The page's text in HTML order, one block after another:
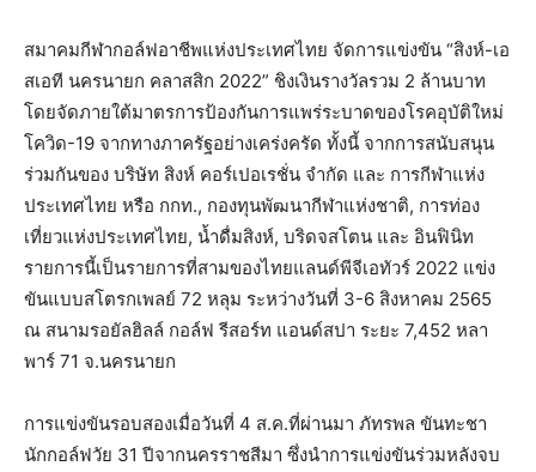
สมาคมกีฬากอล์ฟอาชีพแห่งประเทศไทย จัดการแข่งขัน “สิงห์-เอ
สเอที นครนายก คลาสสิก 2022” ชิงเงินรางวัลรวม 2 ล้านบาท
โดยจัดภายใต้มาตรการป้องกันการแพร่ระบาดของโรคอุบัติใหม่
โควิด-19 จากทางภาครัฐอย่างเคร่งครัด ทั้งนี้ จากการสนับสนุน
ร่วมกันของ บริษัท สิงห์ คอร์เปอเรชั่น จำกัด และ การกีฬาแห่ง
ประเทศไทย หรือ กกท., กองทุนพัฒนากีฬาแห่งชาติ, การท่อง
เที่ยวแห่งประเทศไทย, น้ำดื่มสิงห์, บริดจสโตน และ อินฟินิท
รายการนี้เป็นรายการที่สามของไทยแลนด์พีจีเอทัวร์ 2022 แข่ง
ขันแบบสโตรกเพลย์ 72 หลุม ระหว่างวันที่ 3-6 สิงหาคม 2565
ณ สนามรอยัลฮิลล์ กอล์ฟ รีสอร์ท แอนด์​สปา ระยะ 7,452 หลา
พาร์ 71 จ.นครนายก
การแข่งขันรอบสองเมื่อวันที่ 4 ส.ค.ที่ผ่านมา ภัทรพล ขันทะชา
นักกอล์ฟวัย 31 ปีจากนครราชสีมา ซึ่งนำการแข่งขันร่วมหลังจบ